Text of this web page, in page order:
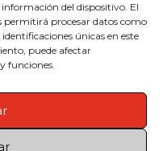
del dispositivo. El
permitirá procesar datos como
únicas en este
puede afectar
funciones.
Frago, Ana
nuestras
» tu
» solo se
obligación
indica en la